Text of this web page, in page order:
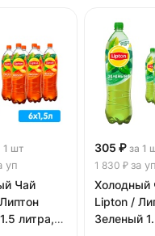
1 шт
уп
Чай
литра,
305 ₽ за 1
1 830 ₽ за
Холодный
Lipton /
Зеленый